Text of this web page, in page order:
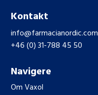
Kontakt
info@farmacianordic.com
+46 (0) 31-788 45 50
Navigere
Om Vaxol